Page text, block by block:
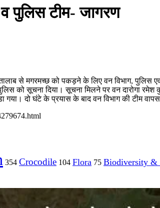
टीम- जागरण
से मगरमच्छ को पकड़ने के लिए वन विभाग, पुलिस
को सूचना दिया। सूचना मिलने पर वन दारोगा
गया। दो घंटे के प्रयास के बाद वन विभाग की टीम
354 Crocodile 104 Flora 75 Biodiversity